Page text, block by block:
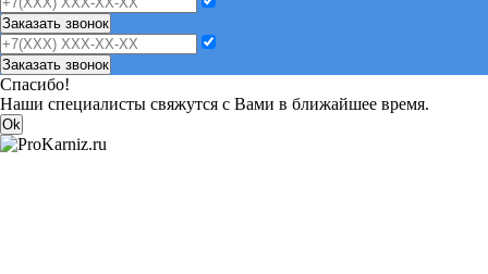
Заказать звонок
Заказать звонок
Спасибо!
Наши специалисты свяжутся с Вами в ближайшее время.
Ok